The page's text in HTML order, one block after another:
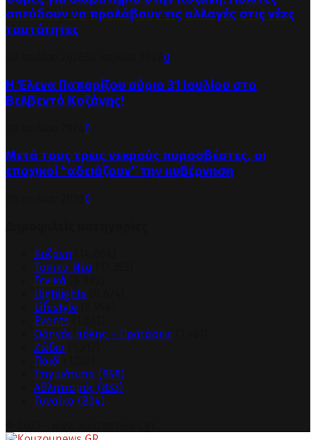
σπεύδουν να προλάβουν τις αλλαγές στις νέες
ταυτότητες
0
Η Έλενα Παπαρίζου αύριο 31 Ιουλίου στο
Βελβεντό Κοζάνης!
0
Μετά τους τρεις νεκρούς πυροσβέστες, οι
εποχικοί “αδειάζουν” την κυβέρνηση
0
Κοζάνη
Τοπικά Νέα
Γενικά
Highlights
Lifestyle
Events
Οδηγός πόλης – Προτάσεις
Ζώδια
Παιδί
Στιγμιότυπα (858)
Αθλητισμός (833)
Γυναίκα (804)